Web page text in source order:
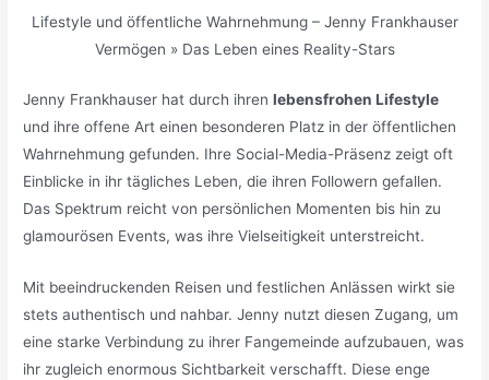
Lifestyle und öffentliche Wahrnehmung – Jenny Frankhauser
Vermögen » Das Leben eines Reality-Stars
Jenny Frankhauser hat durch ihrenlebensfrohen Lifestyle
und ihre offene Art einen besonderen Platz in der öffentlichen
Wahrnehmung gefunden. Ihre Social-Media-Präsenz zeigt oft
Einblicke in ihr tägliches Leben, die ihren Followern gefallen.
Das Spektrum reicht von persönlichen Momenten bis hin zu
glamourösen Events, was ihre Vielseitigkeit unterstreicht.
Mit beeindruckenden Reisen und festlichen Anlässen wirkt sie
stets authentisch und nahbar. Jenny nutzt diesen Zugang, um
eine starke Verbindung zu ihrer Fangemeinde aufzubauen, was
ihr zugleich enormous Sichtbarkeit verschafft. Diese enge